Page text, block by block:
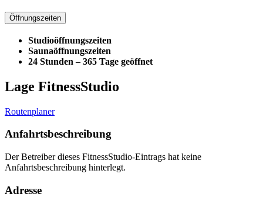
Öffnungszeiten
Studioöffnungszeiten
Saunaöffnungszeiten
24 Stunden – 365 Tage geöffnet
Lage FitnessStudio
Routenplaner
Anfahrtsbeschreibung
Der Betreiber dieses FitnessStudio-Eintrags hat keine
Anfahrtsbeschreibung hinterlegt.
Adresse